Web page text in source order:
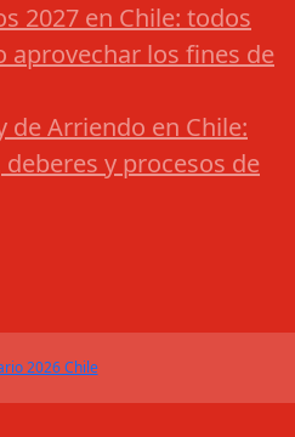
2027 en Chile: todos
aprovechar los fines de
de Arriendo en Chile:
y procesos de
2026 Chile